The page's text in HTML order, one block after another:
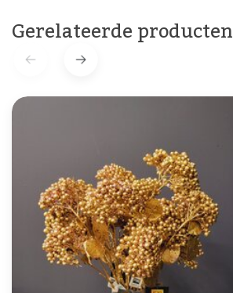
Gerelateerde producten